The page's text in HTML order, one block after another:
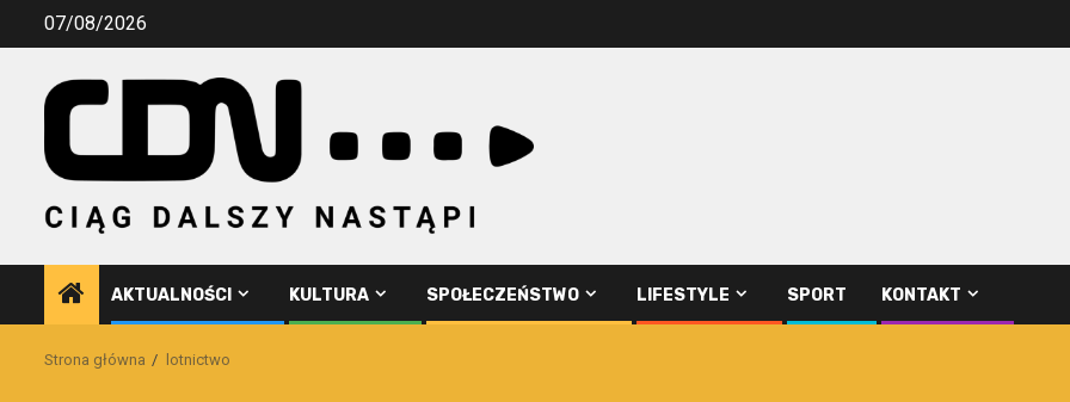
Przejdź07/08/2026
AKTUALNOŚCI KULTURA SPOŁECZEŃSTWO LIFESTYLE SPORT KONTAKT
Strona główna lotnictwo